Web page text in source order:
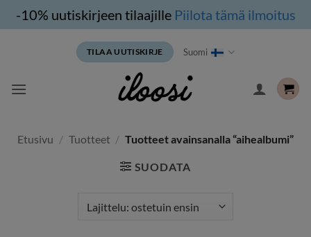
-10% uutiskirjeen tilaajille Piilota tämä ilmoitus
TILAA UUTISKIRJE Suomi
Etusivu / Tuotteet / Tuotteet avainsanalla “aihealbumi”
SUODATA